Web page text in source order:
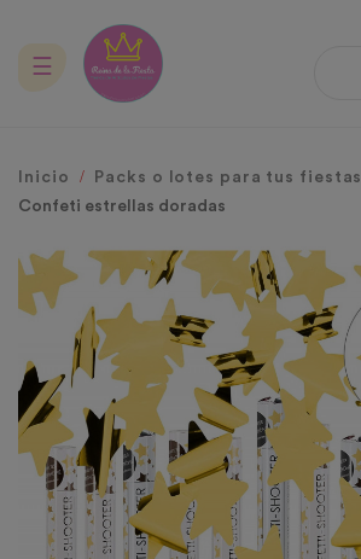
Navegación
☰
Inicio Packs o lotes para tus fiestas
Confeti estrellas doradas